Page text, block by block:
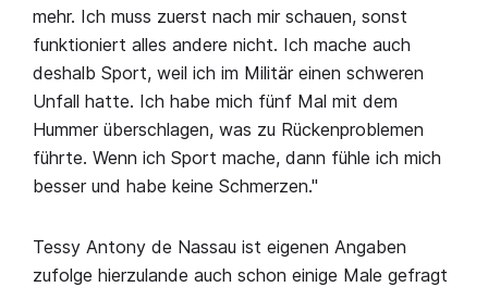
mehr. Ich muss zuerst nach mir schauen, sonst
funktioniert alles andere nicht. Ich mache auch
deshalb Sport, weil ich im Militär einen schweren
Unfall hatte. Ich habe mich fünf Mal mit dem
Hummer überschlagen, was zu Rückenproblemen
führte. Wenn ich Sport mache, dann fühle ich mich
besser und habe keine Schmerzen."
Tessy Antony de Nassau ist eigenen Angaben
zufolge hierzulande auch schon einige Male gefragt